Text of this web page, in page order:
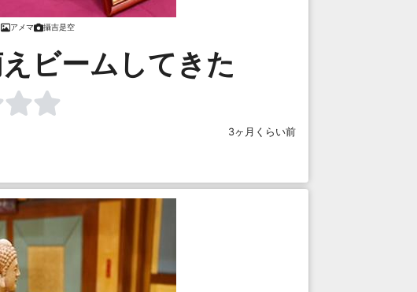
アメマ 攝吉是空
ビームしてきた
3ヶ月くらい前